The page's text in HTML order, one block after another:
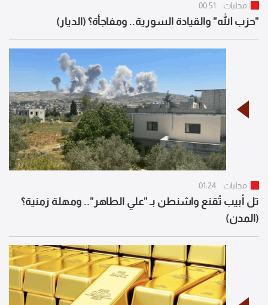
محليات 00:51
"حزب الله" والقيادة السورية.. ومفاجأة؟ (الديار)
محليات 01:24
تل أبيب تُقنع واشنطن بـ "علي الطاهر".. ومهلة زمنية؟
(المدن)